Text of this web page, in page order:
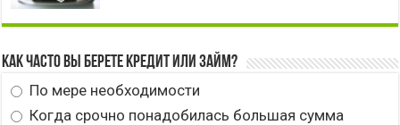
Как часто вы берете кредит или займ?
По мере необходимости
Когда срочно понадобилась большая сумма